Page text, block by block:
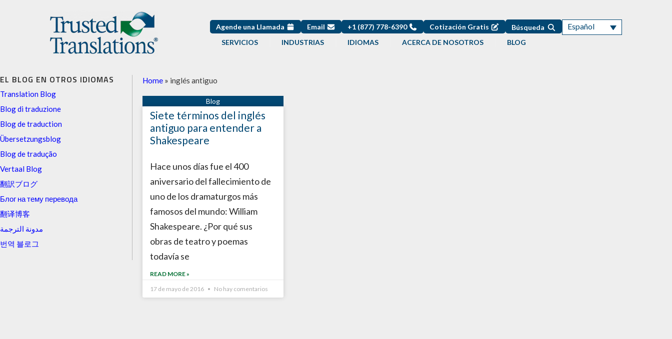
Agende una Llamada Email +1 (877) 778-6390 Cotización Gratis Búsqueda Español
SERVICIOS INDUSTRIAS IDIOMAS ACERCA DE NOSOTROS BLOG
EL BLOG EN OTROS IDIOMAS
Translation Blog
Blog di traduzione
Blog de traduction
Übersetzungsblog
Blog de tradução
Vertaal Blog
翻訳ブログ
Блог на тему перевода
翻译博客
مدونة الترجمة
번역 블로그
Home » inglés antiguo
Siete términos del inglés
antiguo para entender a
Shakespeare
Hace unos días fue el 400
aniversario del fallecimiento de
uno de los dramaturgos más
famosos del mundo: William
Shakespeare. ¿Por qué sus
obras de teatro y poemas
todavía se
READ MORE »
17 de mayo de 2016
No hay comentarios